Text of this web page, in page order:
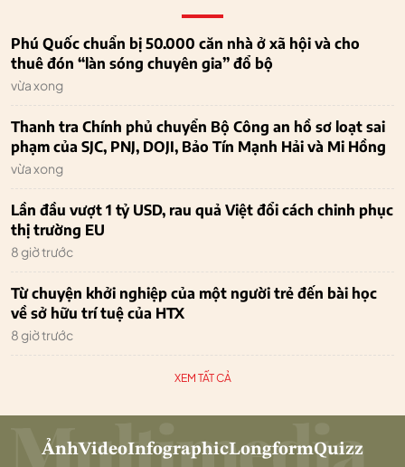
Phú Quốc chuẩn bị 50.000 căn nhà ở xã hội và cho
thuê đón “làn sóng chuyên gia” đổ bộ
vừa xong
Thanh tra Chính phủ chuyển Bộ Công an hồ sơ loạt sai
phạm của SJC, PNJ, DOJI, Bảo Tín Mạnh Hải và Mi Hồng
vừa xong
Lần đầu vượt 1 tỷ USD, rau quả Việt đổi cách chinh phục
thị trường EU
8 giờ trước
Từ chuyện khởi nghiệp của một người trẻ đến bài học
về sở hữu trí tuệ của HTX
8 giờ trước
XEM TẤT CẢ
ẢnhVideoInfographicLongformQuizz